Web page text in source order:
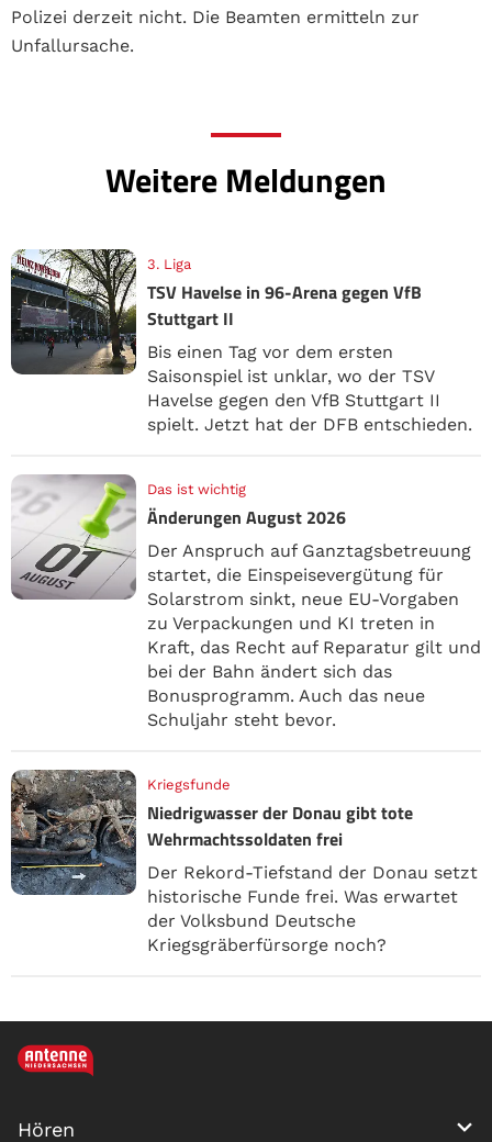
Polizei derzeit nicht. Die Beamten ermitteln zur
Unfallursache.
Weitere Meldungen
3. Liga
TSV Havelse in 96-Arena gegen VfB
Stuttgart II
Bis einen Tag vor dem ersten
Saisonspiel ist unklar, wo der TSV
Havelse gegen den VfB Stuttgart II
spielt. Jetzt hat der DFB entschieden.
Das ist wichtig
Änderungen August 2026
Der Anspruch auf Ganztagsbetreuung
startet, die Einspeisevergütung für
Solarstrom sinkt, neue EU-Vorgaben
zu Verpackungen und KI treten in
Kraft, das Recht auf Reparatur gilt und
bei der Bahn ändert sich das
Bonusprogramm. Auch das neue
Schuljahr steht bevor.
Kriegsfunde
Niedrigwasser der Donau gibt tote
Wehrmachtssoldaten frei
Der Rekord-Tiefstand der Donau setzt
historische Funde frei. Was erwartet
der Volksbund Deutsche
Kriegsgräberfürsorge noch?
Hören